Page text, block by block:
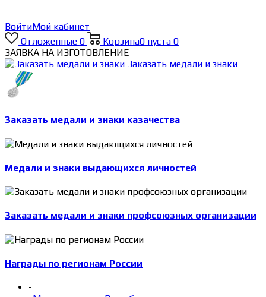
ВойтиМой кабинет
Отложенные 0 Корзина0 пуста 0
ЗАЯВКА НА ИЗГОТОВЛЕНИЕ
Заказать медали и знаки
Заказать медали и знаки казачества
Медали и знаки выдающихся личностей
Заказать медали и знаки профсоюзных организации
Награды по регионам России
-